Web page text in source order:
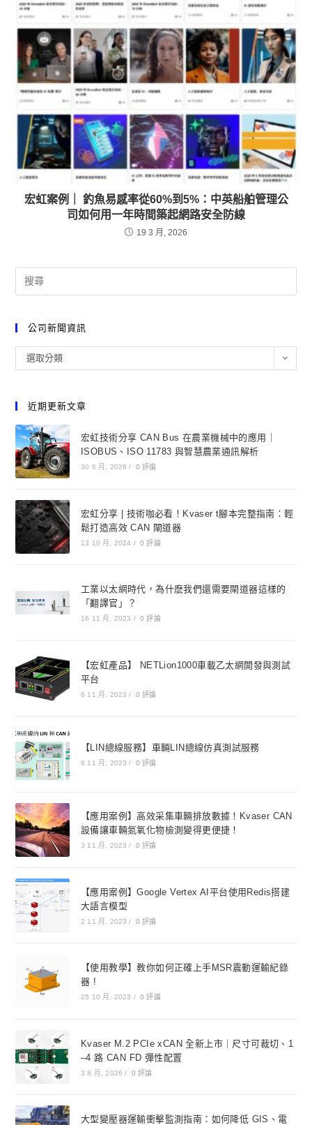
宏虹案例｜ 釣魚易感率從60%到5%：中英船舶管理公
司如何用一年時間築起網路安全防線
19 3 月, 2026
公司新聞資訊
選取分類
近期更新文章
宏虹技術分享 CAN Bus 在農業機械中的應用｜
ISOBUS、ISO 11783 與智慧農業通訊解析
30 6 月, 2026 / 0 評論
宏虹分享 | 技術咖必看！Kvaser t腳本完整指南：輕
鬆打造高效 CAN 閘道器
13 10 月, 2024 / 0 評論
工業以太網時代，為什麽我們還需要閘道器這樣的
「翻譯官」？
16 11 月, 2023 / 0 評論
【宏虹產品】 NETLion1000車載乙太網開發與測試
平台
6 11 月, 2023 / 0 評論
【LIN總線服務】車輛LIN總線仿真測試服務
6 11 月, 2023 / 0 評論
【應用案例】高效采集車輛排放數據！Kvaser CAN
設備讓車輛氮氧化物檢測變得更便捷！
3 11 月, 2023 / 0 評論
【應用案例】Google Vertex AI平台使用Redis搭建
大語言模型
2 11 月, 2023 / 0 評論
【使用教學】教你如何正確上手MSR震動運輸紀錄
器 !
25 10 月, 2023 / 0 評論
Kvaser M.2 PCIe xCAN 全新上市｜尺寸可裁切、1
–4 路 CAN FD 彈性配置
3 8 月, 2026 / 0 評論
大型變壓器運輸衝擊監測指南：如何降低 GIS、電